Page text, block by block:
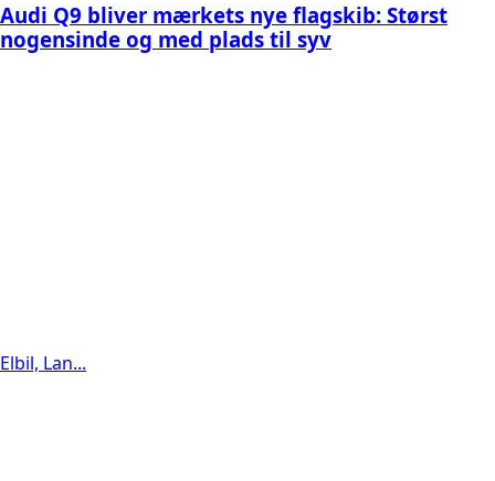
Audi Q9 bliver mærkets nye flagskib: Størst
nogensinde og med plads til syv
Elbil, Lan...